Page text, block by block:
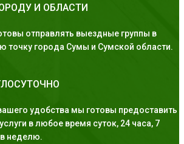
И ОБЛАСТИ
отправлять выездные группы в
точку города Сумы и Сумской области.
удобства мы готовы предоставить
в любое время суток, 24 часа, 7
неделю.